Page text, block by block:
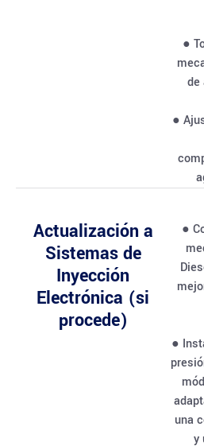
●
de
●
Actualización a
Sistemas de
Inyección
Electrónica (si
procede)
●
●
una
y